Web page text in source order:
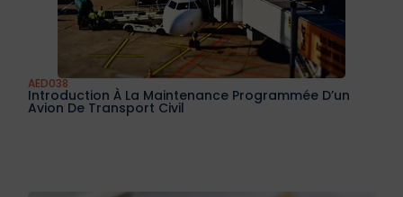
AED038
Introduction À La Maintenance Programmée D’un
Avion De Transport Civil